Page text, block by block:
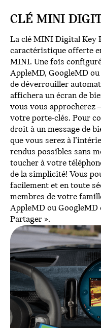
CLÉ MINI
La clé MINI Digital Key
caractéristique offerte
MINI. Une fois
AppleMD, GoogleMD
de déverrouiller
affichera un écran de
vous vous approcherez
votre porte-clés. Pour
droit à un message de
que vous serez à
rendus possibles sans
toucher à votre
de la simplicité! Vous
facilement et en toute
membres de votre
AppleMD ou
Partager ».